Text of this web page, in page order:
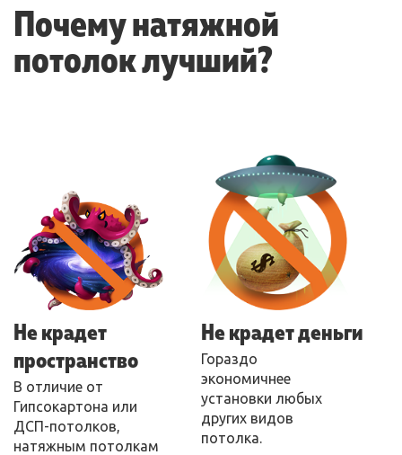
Почему натяжной
потолок лучший?
Не крадет
пространство
В отличие от
Гипсокартона или
ДСП-потолков,
натяжным потолкам
Не крадет деньги
Гораздо
экономичнее
установки любых
других видов
потолка.